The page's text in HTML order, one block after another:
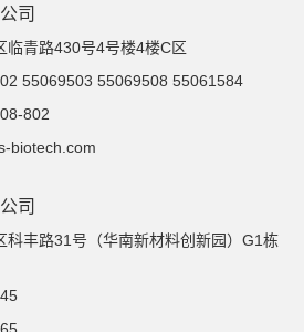
司
临青路430号4号楼4楼C区
55069503 55069508 55061584
802
biotech.com
司
科丰路31号（华南新材料创新园）G1栋